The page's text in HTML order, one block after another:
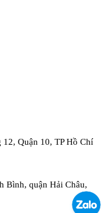
Quận 10, TP Hồ Chí
Bình, quận Hải Châu,